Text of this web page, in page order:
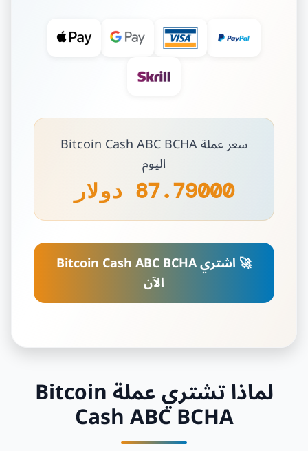
سعر عملة Bitcoin Cash ABC BCHA
اليوم
87.79000 دولار
🚀 اشتري Bitcoin Cash ABC BCHA
الآن
لماذا تشتري عملة Bitcoin
Cash ABC BCHA